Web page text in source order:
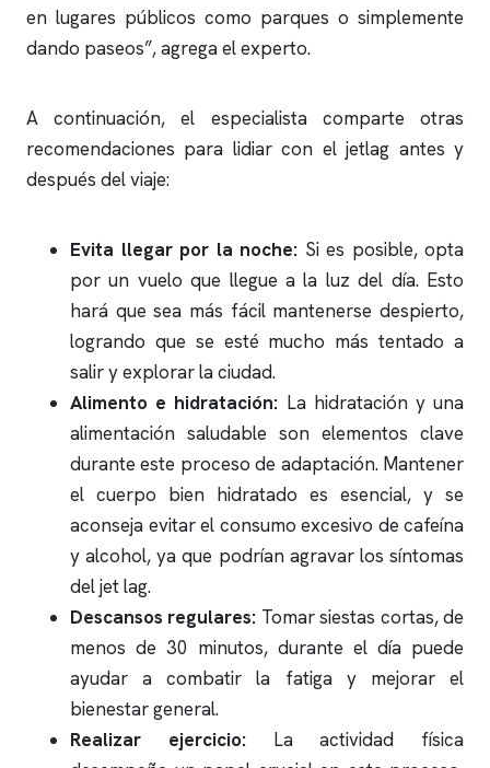
en lugares públicos como parques o simplemente
dando paseos”, agrega el experto.
A continuación, el especialista comparte otras
recomendaciones para lidiar con el jetlag antes y
después del viaje:
Evita llegar por la noche: Si es posible, opta
por un vuelo que llegue a la luz del día. Esto
hará que sea más fácil mantenerse despierto,
logrando que se esté mucho más tentado a
salir y explorar la ciudad.
Alimento e hidratación: La hidratación y una
alimentación saludable son elementos clave
durante este proceso de adaptación. Mantener
el cuerpo bien hidratado es esencial, y se
aconseja evitar el consumo excesivo de cafeína
y alcohol, ya que podrían agravar los síntomas
del jet lag.
Descansos regulares: Tomar siestas cortas, de
menos de 30 minutos, durante el día puede
ayudar a combatir la fatiga y mejorar el
bienestar general.
Realizar ejercicio:La actividad física